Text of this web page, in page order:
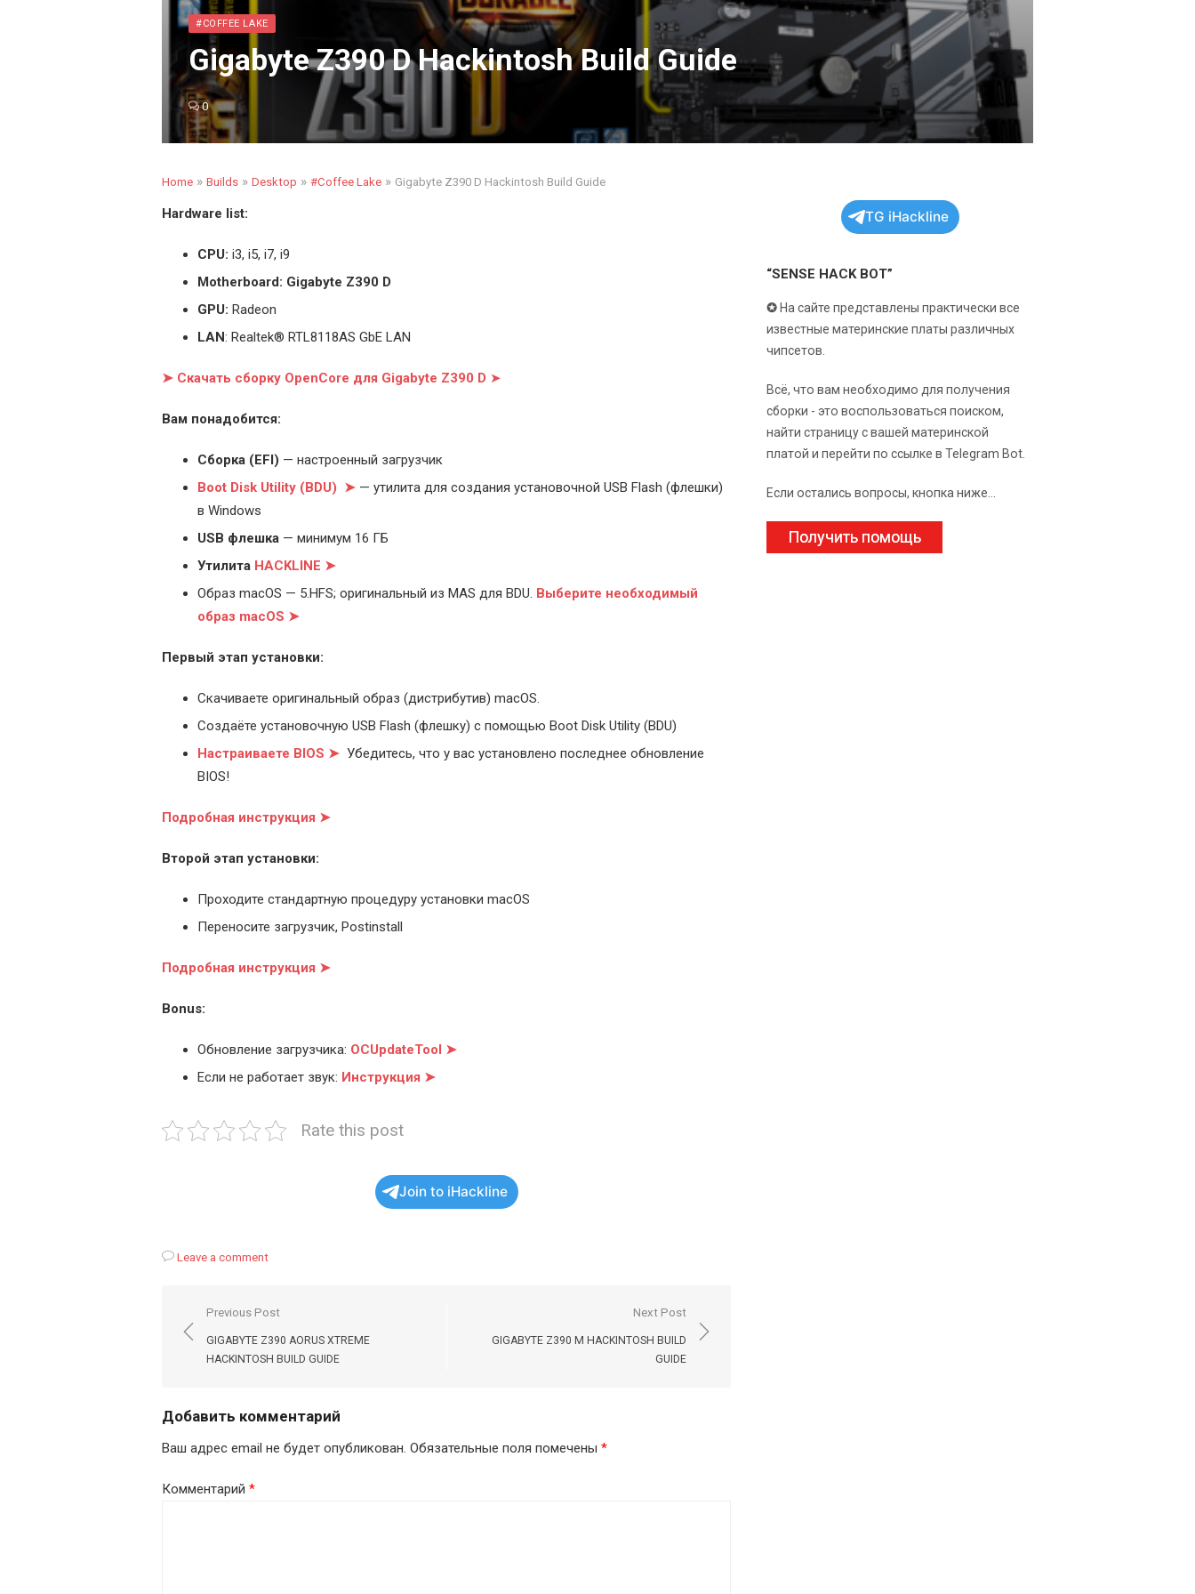
#COFFEE LAKE
Gigabyte Z390 D Hackintosh Build Guide
0
Home » Builds » Desktop » #Coffee Lake » Gigabyte Z390 D Hackintosh Build Guide
Hardware list:
CPU: i3, i5, i7, i9
Motherboard: Gigabyte Z390 D
GPU: Radeon
LAN: Realtek® RTL8118AS GbE LAN
➤ Скачать сборку OpenCore для Gigabyte Z390 D ➤
Вам понадобится:
Cборка (EFI) — настроенный загрузчик
Boot Disk Utility (BDU) ➤ — утилита для создания установочной USB Flash (флешки)
в Windows
USB флешка — минимум 16 ГБ
Утилита HACKLINE ➤
Образ macOS — 5.HFS; оригинальный из MAS для BDU. Выберите необходимый
образ macOS ➤
Первый этап установки:
Скачиваете оригинальный образ (дистрибутив) macOS.
Создаёте установочную USB Flash (флешку) с помощью Boot Disk Utility (BDU)
Настраиваете BIOS ➤ Убедитесь, что у вас установлено последнее обновление
BIOS!
Подробная инструкция ➤
Второй этап установки:
Проходите стандартную процедуру установки macOS
Переносите загрузчик, Postinstall
Подробная инструкция ➤
Bonus:
Обновление загрузчика: OCUpdateTool ➤
Если не работает звук: Инструкция ➤
Rate this post
Join to iHackline
Leave a comment
Навигация
по
записям
Previous Post
GIGABYTE Z390 AORUS XTREME
HACKINTOSH BUILD GUIDE
Next Post
GIGABYTE Z390 M HACKINTOSH BUILD
GUIDE
Добавить комментарий
Ваш адрес email не будет опубликован. Обязательные поля помечены *
Комментарий *
TG iHackline
“SENSE HACK BOT”
✪ На сайте представлены практически все
известные материнские платы различных
чипсетов.
Всё, что вам необходимо для получения
сборки - это воспользоваться поиском,
найти страницу с вашей материнской
платой и перейти по ссылке в Telegram Bot.
Если остались вопросы, кнопка ниже...
Получить помощь